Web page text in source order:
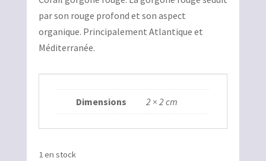
était :
8,00€.
est :
4,00€.
par son rouge profond et son aspect
organique. Principalement Atlantique et
Méditerranée.
Dimensions 2 × 2 cm
1 en stock